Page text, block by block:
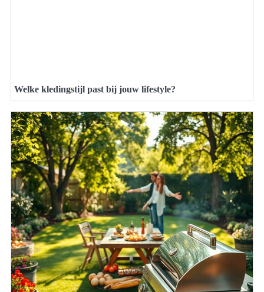
Welke kledingstijl past bij jouw lifestyle?